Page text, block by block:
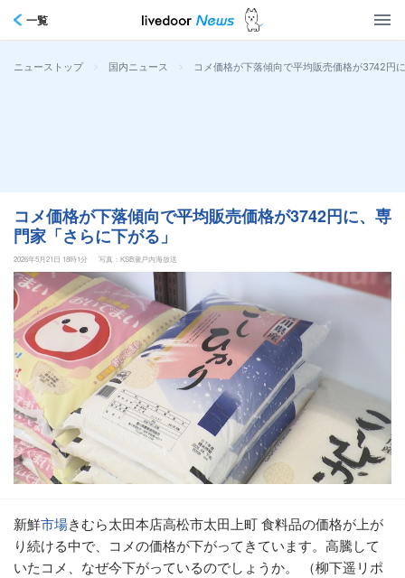
一覧
ニューストップ > 国内ニュース > コメ価格が下落傾向で平均販売価格が3742円
コメ価格が下落傾向で平均販売価格が3742円に、専
門家「さらに下がる」
2026年5月21日 18時1分 写真：KSB瀬戸内海放送
新鮮市場きむら太田本店高松市太田上町 食料品の価格が上が
り続ける中で、コメの価格が下がってきています。高騰して
いたコメ、なぜ今下がっているのでしょうか。 （柳下遥リポ